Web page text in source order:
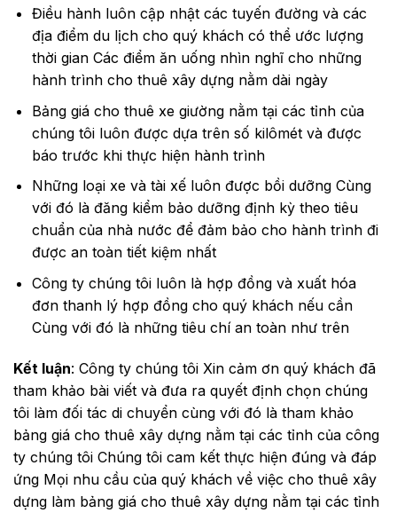
Điều hành luôn cập nhật các tuyến đường và các
địa điểm du lịch cho quý khách có thể ước lượng
thời gian Các điểm ăn uống nhìn nghĩ cho những
hành trình cho thuê xây dựng nằm dài ngày
Bảng giá cho thuê xe giường nằm tại các tỉnh của
chúng tôi luôn được dựa trên số kilômét và được
báo trước khi thực hiện hành trình
Những loại xe và tài xế luôn được bồi dưỡng Cùng
với đó là đăng kiểm bảo dưỡng định kỳ theo tiêu
chuẩn của nhà nước để đảm bảo cho hành trình đi
được an toàn tiết kiệm nhất
Công ty chúng tôi luôn là hợp đồng và xuất hóa
đơn thanh lý hợp đồng cho quý khách nếu cần
Cùng với đó là những tiêu chí an toàn như trên
Kết luận: Công ty chúng tôi Xin cảm ơn quý khách đã
tham khảo bài viết và đưa ra quyết định chọn chúng
tôi làm đối tác di chuyển cùng với đó là tham khảo
bảng giá cho thuê xây dựng nằm tại các tỉnh của công
ty chúng tôi Chúng tôi cam kết thực hiện đúng và đáp
ứng Mọi nhu cầu của quý khách về việc cho thuê xây
dựng làm bảng giá cho thuê xây dựng nằm tại các tỉnh